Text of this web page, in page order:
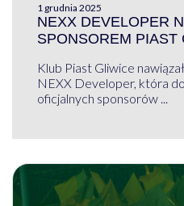
1 grudnia 2025
NEXX DEVELOPER
SPONSOREM PIAST
Klub Piast Gliwice
NEXX Developer, która
oficjalnych sponsorów ...